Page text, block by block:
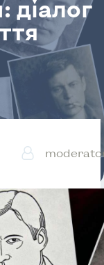
діалог